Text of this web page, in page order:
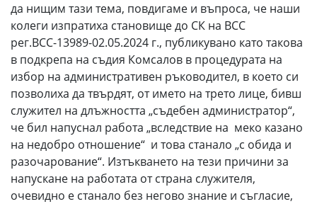
да нищим тази тема, повдигаме и въпроса, че наши
колеги изпратиха становище до СК на ВСС
рег.ВСС-13989-02.05.2024 г., публикувано като такова
в подкрепа на съдия Комсалов в процедурата на
избор на административен ръководител, в което си
позволиха да твърдят, от името на трето лице, бивш
служител на длъжността „съдебен администратор“,
че бил напуснал работа „вследствие на меко казано
на недобро отношение“ и това станало „с обида и
разочарование“. Изтъкването на тези причини за
напускане на работата от страна служителя,
очевидно е станало без негово знание и съгласие,